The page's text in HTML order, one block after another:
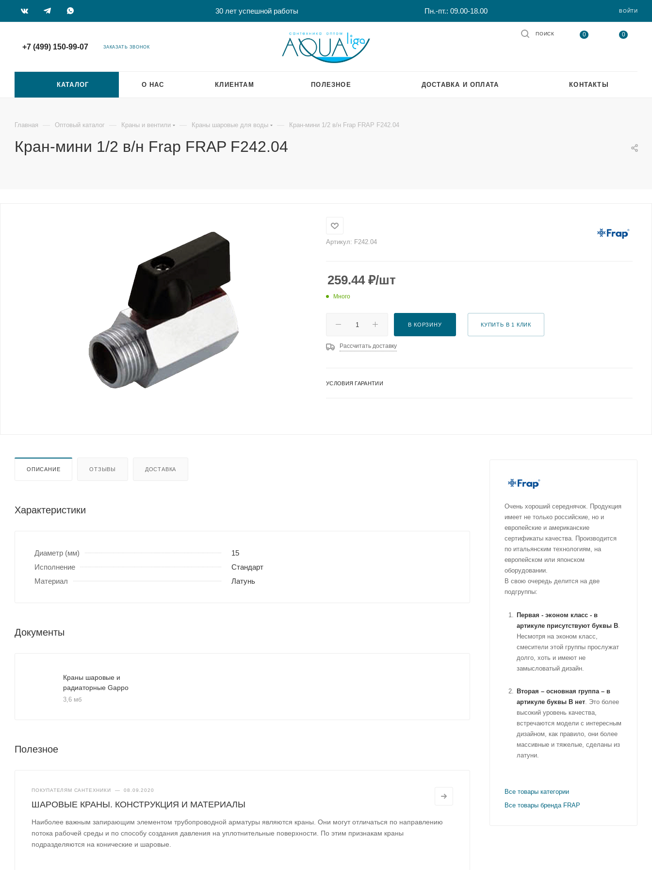
30 лет успешной работы Пн.-пт.: 09.00-18.00 ВОЙТИ
+7 (499) 150-99-07 ЗАКАЗАТЬ ЗВОНОК
0 0
ПОИСК
КАТАЛОГ О НАС КЛИЕНТАМ ПОЛЕЗНОЕ ДОСТАВКА И ОПЛАТА КОНТАКТЫ
Главная — Оптовый каталог — Краны и вентили — Краны шаровые для воды — Кран-мини 1/2 в/н Frap FRAP F242.04
Кран-мини 1/2 в/н Frap FRAP F242.04
Артикул: F242.04
259.44₽/шт
Много
В КОРЗИНУ КУПИТЬ В 1 КЛИК
Рассчитать доставку
УСЛОВИЯ ГАРАНТИИ
ОПИСАНИЕ ОТЗЫВЫ ДОСТАВКА
Характеристики
Диаметр (мм)
15
Исполнение
Стандарт
Материал
Латунь
Документы
Краны шаровые и
радиаторные Gappo
3,6 мб
Полезное
ПОКУПАТЕЛЯМ САНТЕХНИКИ — 08.09.2020
ШАРОВЫЕ КРАНЫ. КОНСТРУКЦИЯ И МАТЕРИАЛЫ
Наиболее важным запирающим элементом трубопроводной арматуры являются краны. Они могут отличаться по направлению
потока рабочей среды и по способу создания давления на уплотнительные поверхности. По этим признакам краны
подразделяются на конические и шаровые.
Очень хороший середнячок. Продукция
имеет не только российские, но и
европейские и американские
сертификаты качества. Производится
по итальянским технологиям, на
европейском или японском
оборудовании.
В свою очередь делится на две
подгруппы:
Первая - эконом класс - в
артикуле присутствуют буквы B.
Несмотря на эконом класс,
смесители этой группы прослужат
долго, хоть и имеют не
замысловатый дизайн.
Вторая – основная группа – в
артикуле буквы B нет. Это более
высокий уровень качества,
встречаются модели с интересным
дизайном, как правило, они более
массивные и тяжелые, сделаны из
латуни.
Все товары категории
Все товары бренда FRAP